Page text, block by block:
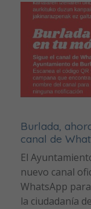
Burlada,
canal de
El
nuevo canal
WhatsApp
la ciudadanía